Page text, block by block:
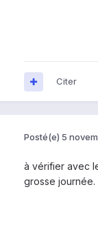
Citer
Posté(e) 5
à vérifier avec
grosse journée.